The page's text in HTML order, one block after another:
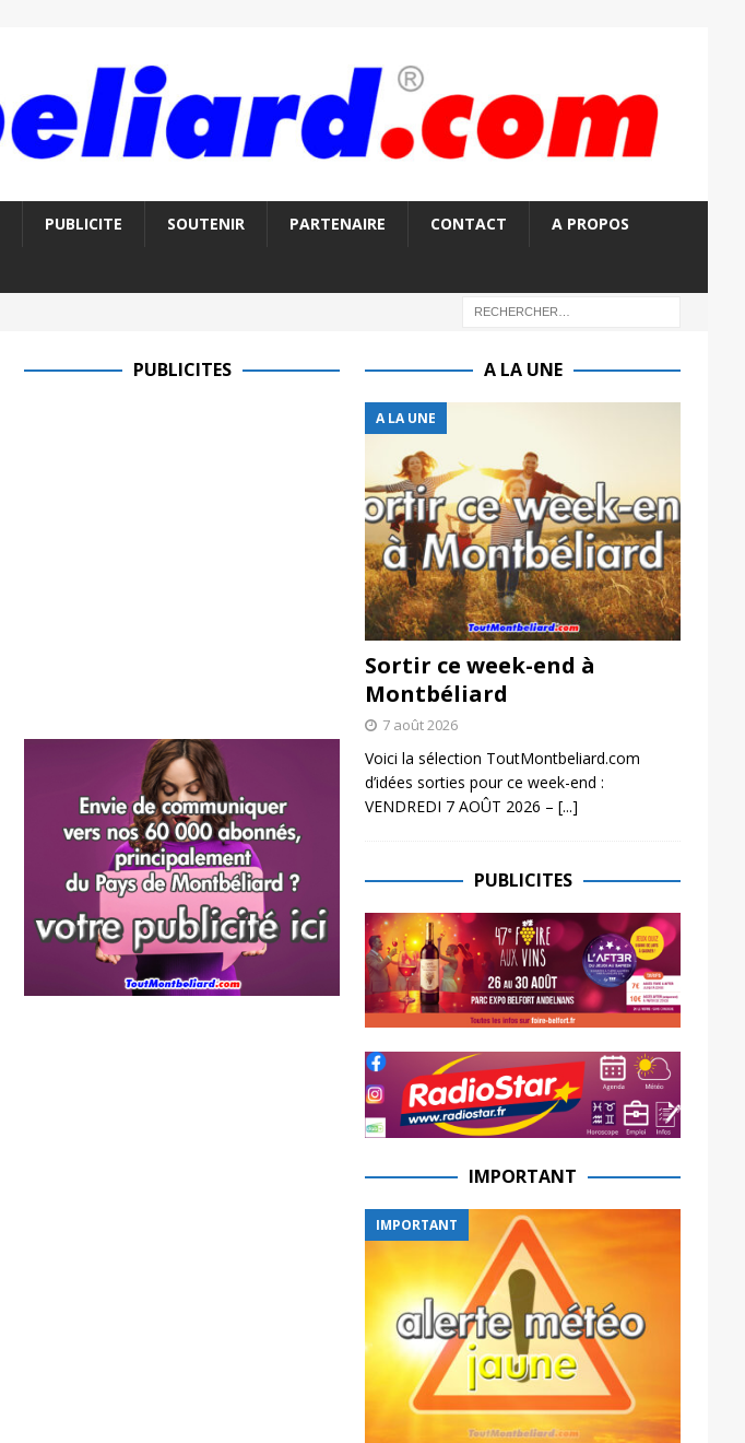
PUBLICITE SOUTENIR PARTENAIRE CONTACT A PROPOS
PUBLICITES A LA UNE
A LA UNE
Sortir ce week-end à
Montbéliard
7 août 2026
Voici la sélection ToutMontbeliard.com
d’idées sorties pour ce week-end :
VENDREDI 7 AOÛT 2026 – [...]
PUBLICITES
IMPORTANT
IMPORTANT